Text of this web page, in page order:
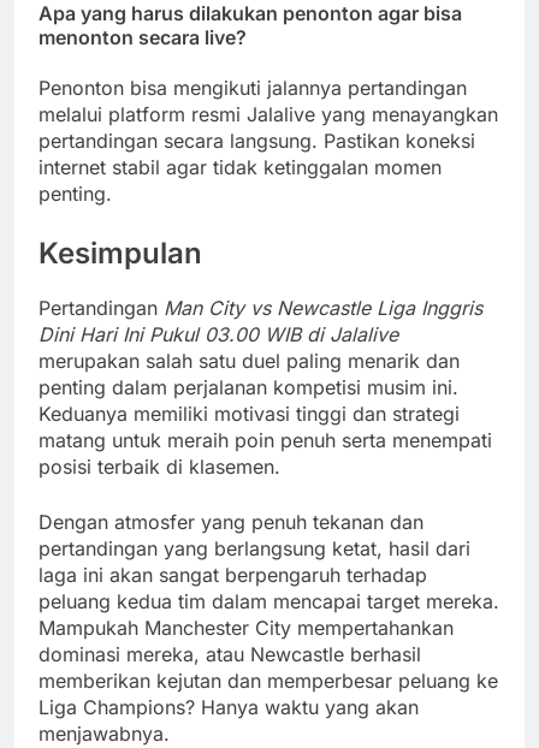
Apa yang harus dilakukan penonton agar bisa
menonton secara live?
Penonton bisa mengikuti jalannya pertandingan
melalui platform resmi Jalalive yang menayangkan
pertandingan secara langsung. Pastikan koneksi
internet stabil agar tidak ketinggalan momen
penting.
Kesimpulan
Pertandingan Man City vs Newcastle Liga Inggris
Dini Hari Ini Pukul 03.00 WIB di Jalalive
merupakan salah satu duel paling menarik dan
penting dalam perjalanan kompetisi musim ini.
Keduanya memiliki motivasi tinggi dan strategi
matang untuk meraih poin penuh serta menempati
posisi terbaik di klasemen.
Dengan atmosfer yang penuh tekanan dan
pertandingan yang berlangsung ketat, hasil dari
laga ini akan sangat berpengaruh terhadap
peluang kedua tim dalam mencapai target mereka.
Mampukah Manchester City mempertahankan
dominasi mereka, atau Newcastle berhasil
memberikan kejutan dan memperbesar peluang ke
Liga Champions? Hanya waktu yang akan
menjawabnya.